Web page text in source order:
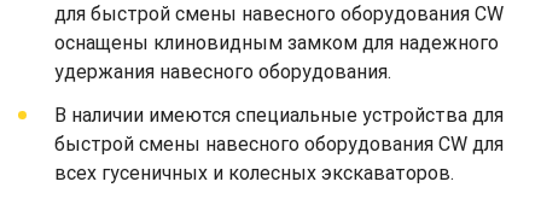
для быстрой смены навесного оборудования CW
оснащены клиновидным замком для надежного
удержания навесного оборудования.
В наличии имеются специальные устройства для
быстрой смены навесного оборудования CW для
всех гусеничных и колесных экскаваторов.